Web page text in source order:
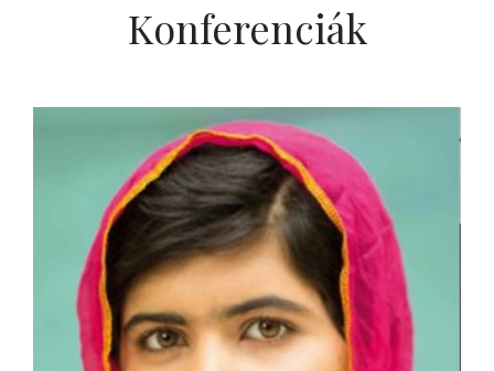
Konferenciák